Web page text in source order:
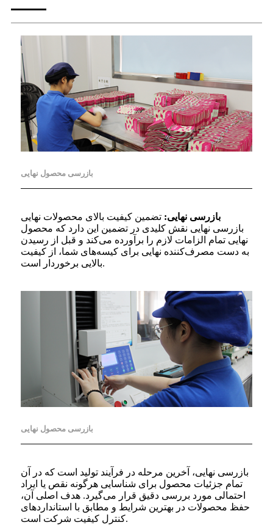
بازرسی محصول نهایی
بازرسی نهایی: تضمین کیفیت بالای محصولات نهایی
بازرسی نهایی نقش کلیدی در تضمین این دارد که محصول
نهایی تمام الزامات لازم را برآورده می‌کند و قبل از رسیدن
به دست مصرف‌کننده نهایی برای کیسه‌های شما، از کیفیت
بالایی برخوردار است.
بازرسی محصول نهایی
بازرسی نهایی، آخرین مرحله در فرآیند تولید است که در آن
تمام جزئیات محصول برای شناسایی هرگونه نقص یا ایراد
احتمالی مورد بررسی دقیق قرار می‌گیرد. هدف اصلی آن،
حفظ محصولات در بهترین شرایط و مطابق با استانداردهای
کنترل کیفیت شرکت است.